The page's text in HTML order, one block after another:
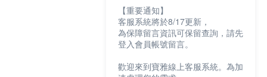
【重要通知】
客服系統將於8/17更新，
為保障留言資訊可保留查詢，請先
登入會員帳號留言。
歡迎來到寶雅線上客服系統。為加